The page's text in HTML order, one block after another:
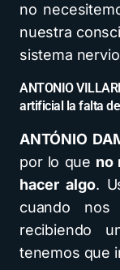
no
nuestra
sistema
ANTONIO
artificial la falta
ANTÓNIO
por lo que no
hacer algo.
cuando
recibiendo
tenemos que